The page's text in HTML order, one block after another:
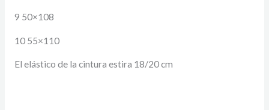
9 50×108
10 55×110
El elástico de la cintura estira 18/20 cm